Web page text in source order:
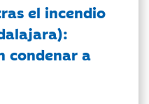
el incendio
condenar a